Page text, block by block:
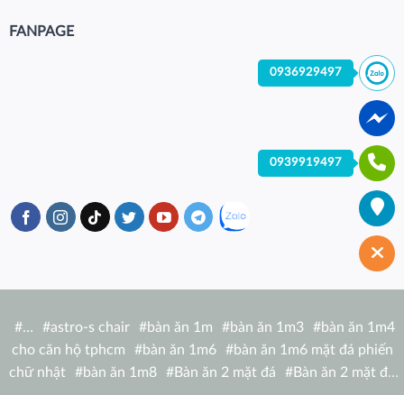
FANPAGE
#… #astro-s chair #bàn ăn 1m #bàn ăn 1m3 #bàn ăn 1m4
cho căn hộ tphcm
#bàn ăn 1m6 #bàn ăn 1m6 mặt đá phiến
chữ nhật
#bàn ăn 1m8 #Bàn ăn 2 mặt đá #Bàn ăn 2 mặt đá
0936929497
0939919497